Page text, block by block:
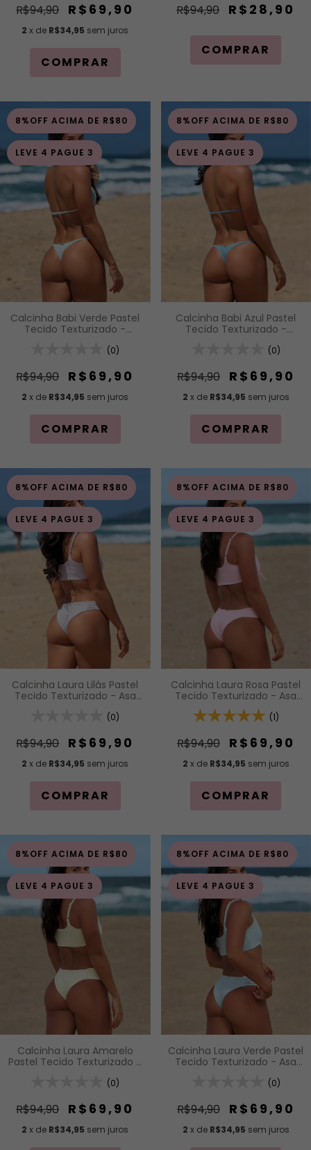
R$94,90 R$69,90
2 x de R$34,95 sem juros
COMPRAR
R$94,90 R$28,90
COMPRAR
8%OFF ACIMA DE R$80
LEVE 4 PAGUE 3
Calcinha Babi Verde Pastel
Tecido Texturizado -
Regulagem (Modelagem
(0)
R$94,90 R$69,90
2 x de R$34,95 sem juros
COMPRAR
8%OFF ACIMA DE R$80
LEVE 4 PAGUE 3
Calcinha Babi Azul Pastel
Tecido Texturizado -
Regulagem (Modelagem
(0)
R$94,90 R$69,90
2 x de R$34,95 sem juros
COMPRAR
8%OFF ACIMA DE R$80
LEVE 4 PAGUE 3
Calcinha Laura Lilás Pastel
Tecido Texturizado - Asa
(0)
R$94,90 R$69,90
2 x de R$34,95 sem juros
COMPRAR
8%OFF ACIMA DE R$80
LEVE 4 PAGUE 3
Calcinha Laura Rosa Pastel
Tecido Texturizado - Asa
Delta com Detalhe
Drapeado
(1)
R$94,90 R$69,90
2 x de R$34,95 sem juros
COMPRAR
8%OFF ACIMA DE R$80
LEVE 4 PAGUE 3
Calcinha Laura Amarelo
Pastel Tecido Texturizado -
(0)
R$94,90 R$69,90
2 x de R$34,95 sem juros
8%OFF ACIMA DE R$80
LEVE 4 PAGUE 3
Calcinha Laura Verde Pastel
Tecido Texturizado - Asa
(0)
R$94,90 R$69,90
2 x de R$34,95 sem juros